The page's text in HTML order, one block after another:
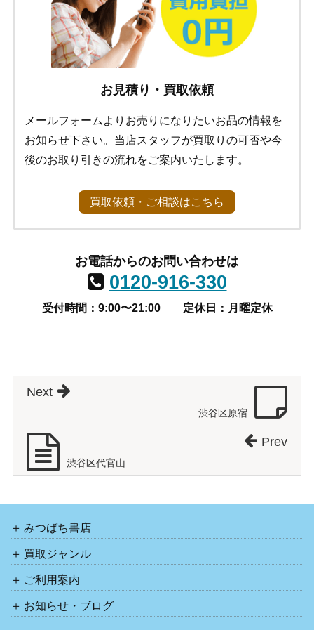
お見積り・買取依頼
メールフォームよりお売りになりたいお品の情報を
お知らせ下さい。当店スタッフが買取りの可否や今
後のお取り引きの流れをご案内いたします。
買取依頼・ご相談はこちら
お電話からのお問い合わせは
0120-916-330
受付時間：9:00〜21:00 定休日：月曜定休
渋谷区原宿
Next
渋谷区代官山
Prev
みつばち書店
買取ジャンル
ご利用案内
お知らせ・ブログ